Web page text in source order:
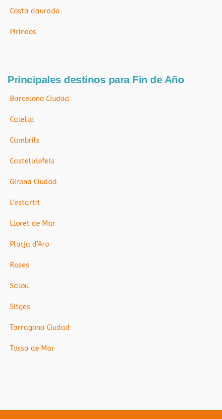
Costa daurada
Pirineos
Principales destinos para Fin de Año
Barcelona Ciudad
Calella
Cambrils
Castelldefels
Girona Ciudad
L’estartit
Lloret de Mar
Platja d’Aro
Roses
Salou
Sitges
Tarragona Ciudad
Tossa de Mar